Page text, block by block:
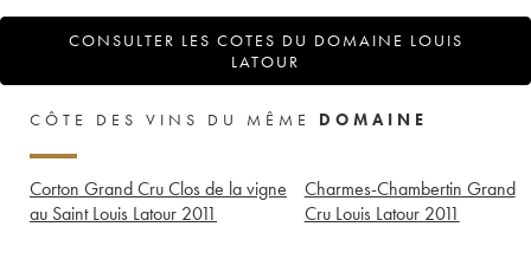
CONSULTER LES COTES DU DOMAINE LOUIS
LATOUR
CÔTE DES VINS DU MÊME DOMAINE
Corton Grand Cru Clos de la vigne
au Saint Louis Latour 2011
Charmes-Chambertin Grand
Cru Louis Latour 2011